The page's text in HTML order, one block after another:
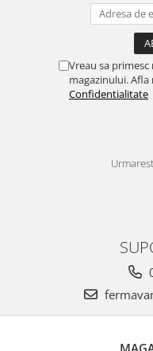
Vreau sa
magazinului.
Confidentialitate